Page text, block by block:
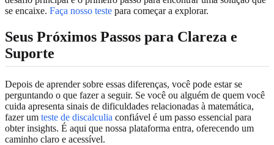
se encaixe. Faça nosso teste para começar a explorar.
Seus Próximos Passos para Clareza e
Suporte
Depois de aprender sobre essas diferenças, você pode estar se
perguntando o que fazer a seguir. Se você ou alguém de quem você
cuida apresenta sinais de dificuldades relacionadas à matemática,
fazer um teste de discalculia confiável é um passo essencial para
obter insights. É aqui que nossa plataforma entra, oferecendo um
caminho claro e acessível.